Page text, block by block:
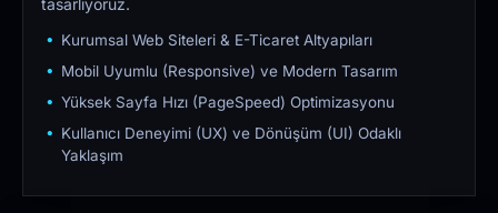
tasarlıyoruz.
Kurumsal Web Siteleri & E-Ticaret Altyapıları
Mobil Uyumlu (Responsive) ve Modern Tasarım
Yüksek Sayfa Hızı (PageSpeed) Optimizasyonu
Kullanıcı Deneyimi (UX) ve Dönüşüm (UI) Odaklı
Yaklaşım